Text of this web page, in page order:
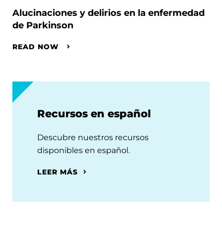
Alucinaciones y delirios en la enfermedad
de Parkinson
READ NOW
Recursos en español
Descubre nuestros recursos
disponibles en español.
LEER MÁS